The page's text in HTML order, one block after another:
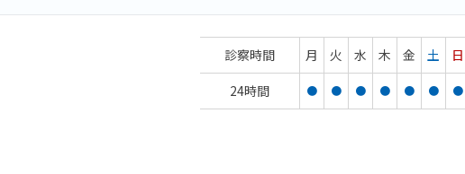
診察時間 月 火 水 木 金 土
日
24時間
● ● ● ● ● ● ●